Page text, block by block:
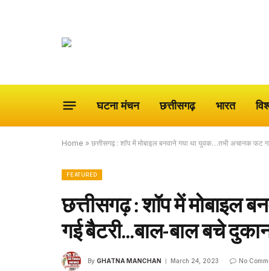
घटना मंचन छत्तीसगढ़ भारत
Home » छत्तीसगढ़ : शॉप में मोबाइल बनवाने गया था युवक…तभी अचानक फट
FEATURED
छत्तीसगढ़ : शॉप में मोबाइल
गई बैटरी…बाल-बाल बचे
By GHATNA MANCHAN March 24, 2023 No